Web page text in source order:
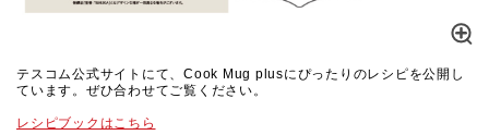
テスコム公式サイトにて、Cook Mug plusにぴったりのレシピを公開し
ています。ぜひ合わせてご覧ください。
レシピブックはこちら